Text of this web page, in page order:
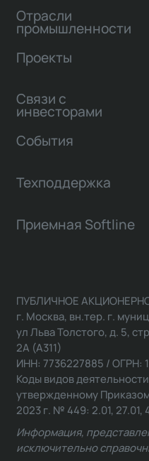
Отрасли
промышленности
Проекты
Связи с
инвесторами
События
Техподдержка
Приемная Softline
ПУБЛИЧНОЕ
г. Москва, вн.тер. г.
ул Льва Толстого, д. 5,
2А (А311)
ИНН: 7736227885 / ОГРН:
Коды видов
утвержденному
2023 г. № 449: 2.01, 27.01,
Информация,
исключительно